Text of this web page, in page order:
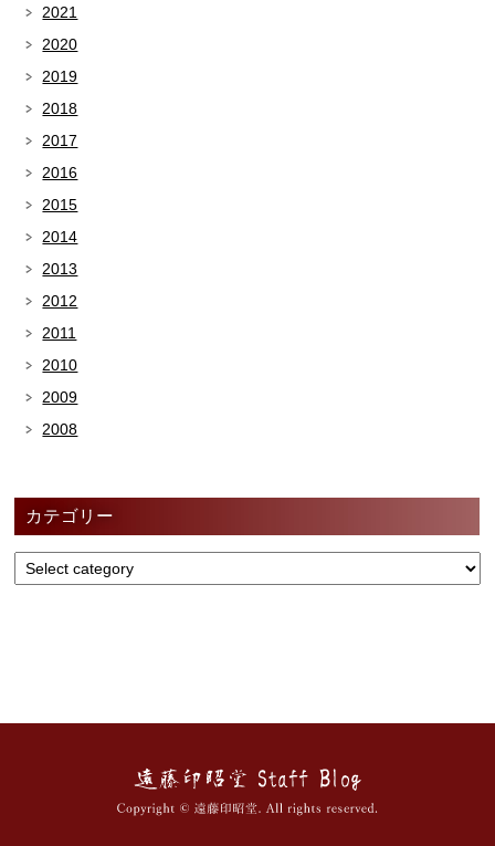
2021
2020
2019
2018
2017
2016
2015
2014
2013
2012
2011
2010
2009
2008
カテゴリー